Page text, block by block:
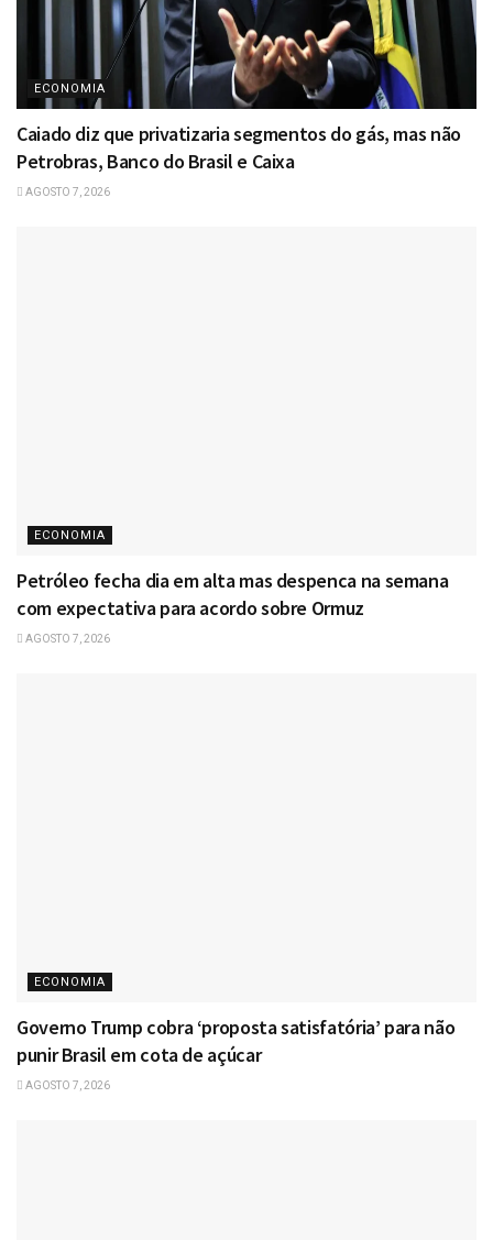
ECONOMIA
Caiado diz que privatizaria segmentos do gás, mas não
Petrobras, Banco do Brasil e Caixa
AGOSTO 7, 2026
ECONOMIA
Petróleo fecha dia em alta mas despenca na semana
com expectativa para acordo sobre Ormuz
AGOSTO 7, 2026
ECONOMIA
Governo Trump cobra ‘proposta satisfatória’ para não
punir Brasil em cota de açúcar
AGOSTO 7, 2026